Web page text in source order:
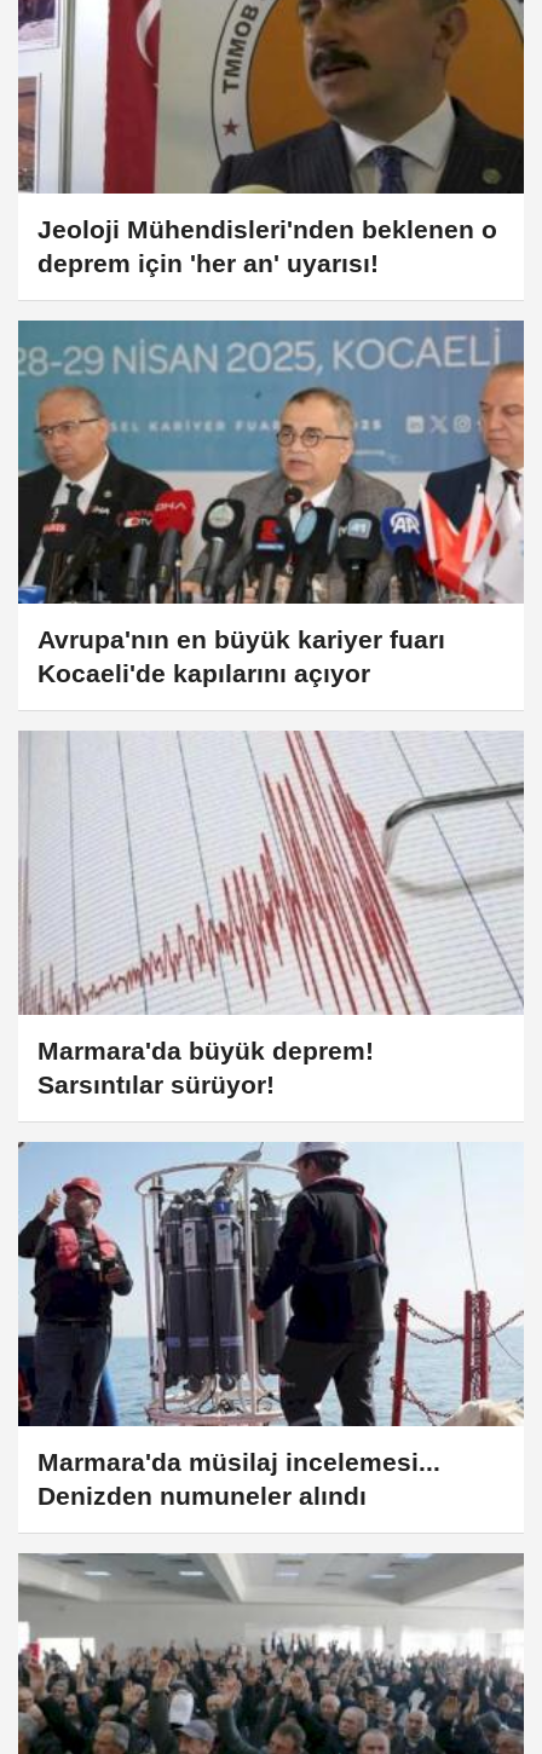
Jeoloji Mühendisleri'nden beklenen o
deprem için 'her an' uyarısı!
Avrupa'nın en büyük kariyer fuarı
Kocaeli'de kapılarını açıyor
Marmara'da büyük deprem!
Sarsıntılar sürüyor!
Marmara'da müsilaj incelemesi...
Denizden numuneler alındı